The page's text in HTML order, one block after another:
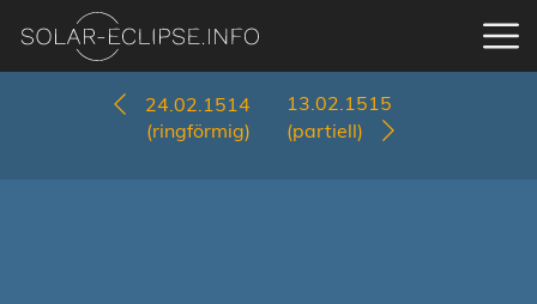
24.02.1514
(ringförmig)
13.02.1515
(partiell)